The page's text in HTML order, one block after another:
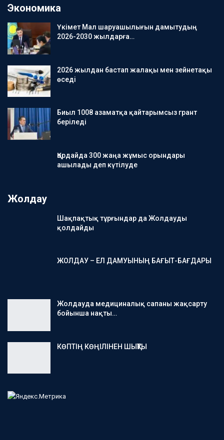
Экономика
Үкімет Мал шаруашылығын дамытудың
2026-2030 жылдарға…
2026 жылдан бастап жалақы мен зейнетақы
өседі
Биыл 1008 азаматқа қайтарымсыз грант
беріледі
Қордайда 300 жаңа жұмыс орындары
ашылады деп күтілуде
Жолдау
Шақпақтық тұрғындар да Жолдауды
қолдайды
ЖОЛДАУ – ЕЛ ДАМУЫНЫҢ БАҒЫТ-БАҒДАРЫ
Жолдауда медициналық сапаны жақсарту
бойынша нақты…
КӨПТІҢ КӨҢІЛІНЕН ШЫҚТЫ